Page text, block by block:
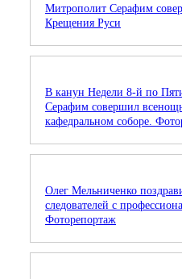
Митрополит Серафим
Крещения Руси
В канун Недели 8-й по
Серафим совершил
кафедральном соборе.
Олег Мельниченко
следователей с
Фоторепортаж